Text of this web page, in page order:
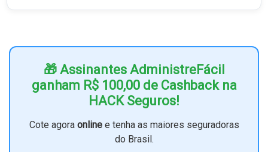
🎁 Assinantes AdministreFácil
ganham R$ 100,00 de Cashback na
HACK Seguros!
Cote agora onlinee tenha as maiores seguradoras
do Brasil.